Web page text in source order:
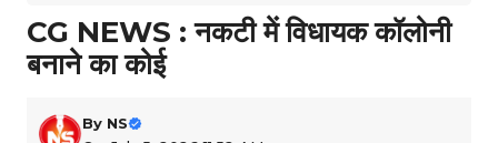
CG NEWS : नकटी में विधायक कॉलोनी
बनाने का कोई
By NS